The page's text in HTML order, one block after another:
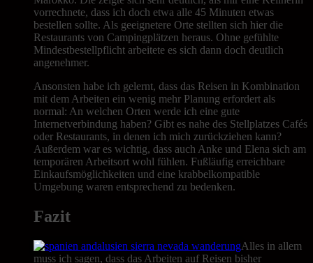
vorrechnete, dass ich doch etwa alle 45 Minuten etwas
bestellen sollte. Als geeignetere Orte stellten sich hier die
Restaurants von Campingplätzen heraus. Ohne gefühlte
Mindestbestellpflicht arbeitete es sich dann doch deutlich
angenehmer.
Ansonsten habe ich gelernt, dass das Reisen in Kombination
mit dem Arbeiten ein wenig mehr Planung erfordert als
normal: An welchen Orten werde ich eine gute
Internetverbindung haben? Gibt es nahe des Stellplatzes Cafés
oder Restaurants, in denen ich mich zurückziehen kann?
Außerdem war es wichtig, dass auch Anke und Elena sich am
temporären Arbeitsort wohl fühlen. Fußläufig erreichbare
Einkaufsmöglichkeiten und eine krabbelkompatible
Umgebung waren entsprechend zu bedenken.
Fazit
Alles in allem
muss ich sagen, dass das Arbeiten auf Reisen bisher